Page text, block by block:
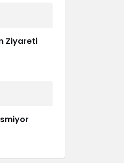
Ziyareti